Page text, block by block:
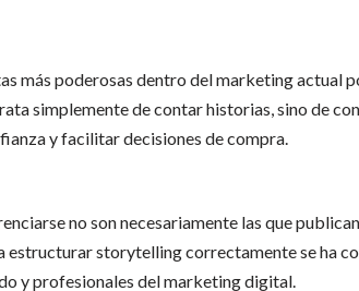
más poderosas dentro del marketing actual
simplemente de contar historias, sino de
y facilitar decisiones de compra.
no son necesariamente las que
estructurar storytelling correctamente se ha
y profesionales del marketing digital.